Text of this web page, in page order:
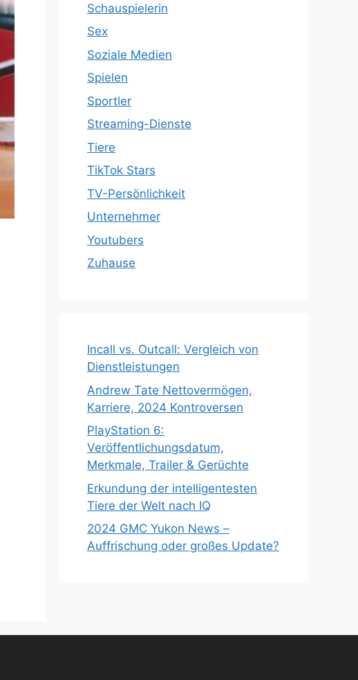
Schauspielerin
Sex
Soziale Medien
Spielen
Sportler
Streaming-Dienste
Tiere
TikTok Stars
TV-Persönlichkeit
Unternehmer
Youtubers
Zuhause
Incall vs. Outcall: Vergleich von
Dienstleistungen
Andrew Tate Nettovermögen,
Karriere, 2024 Kontroversen
PlayStation 6:
Veröffentlichungsdatum,
Merkmale, Trailer & Gerüchte
Erkundung der intelligentesten
Tiere der Welt nach IQ
2024 GMC Yukon News –
Auffrischung oder großes Update?